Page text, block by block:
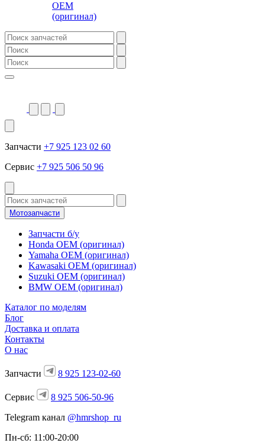
OEM
(оригинал)
Запчасти +7 925 123 02 60
Сервис +7 925 506 50 96
Мотозапчасти
Запчасти б/у
Honda OEM (оригинал)
Yamaha OEM (оригинал)
Kawasaki OEM (оригинал)
Suzuki OEM (оригинал)
BMW OEM (оригинал)
Каталог по моделям
Блог
Доставка и оплата
Контакты
О нас
Запчасти 8 925 123-02-60
Сервис
8 925 506-50-96
Telegram канал @hmrshop_ru
Пн-сб: 11:00-20:00